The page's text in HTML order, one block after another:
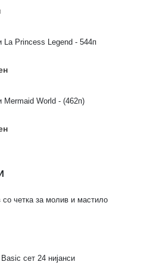
La Princess Legend - 544п
Mermaid World - (462п)
четка за молив и мастило
сет 24 нијанси
Сетови